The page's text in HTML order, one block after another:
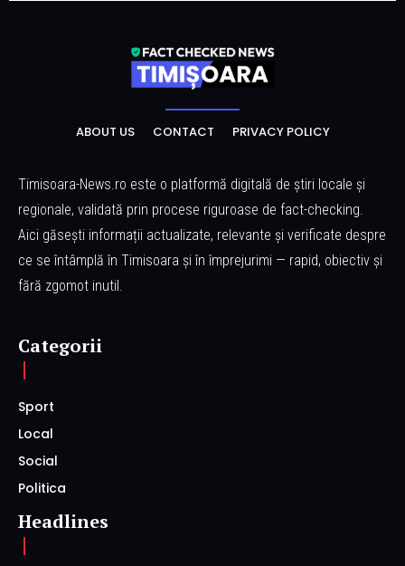
ABOUT US CONTACT PRIVACY POLICY
Timisoara-News.ro este o platformă digitală de știri locale și
regionale, validată prin procese riguroase de fact-checking.
Aici găsești informații actualizate, relevante și verificate despre
ce se întâmplă în Timisoara și în împrejurimi — rapid, obiectiv și
fără zgomot inutil.
Categorii
Sport
Local
Social
Politica
Headlines